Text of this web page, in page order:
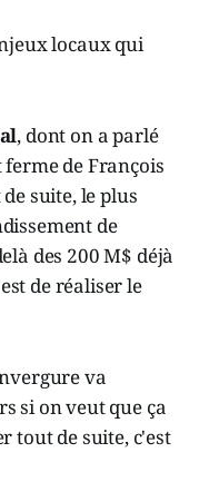
locaux qui
, dont on a parlé
de François
suite, le plus
de
des 200 M$ déjà
de réaliser le
va
si on veut que ça
tout de suite, c'est